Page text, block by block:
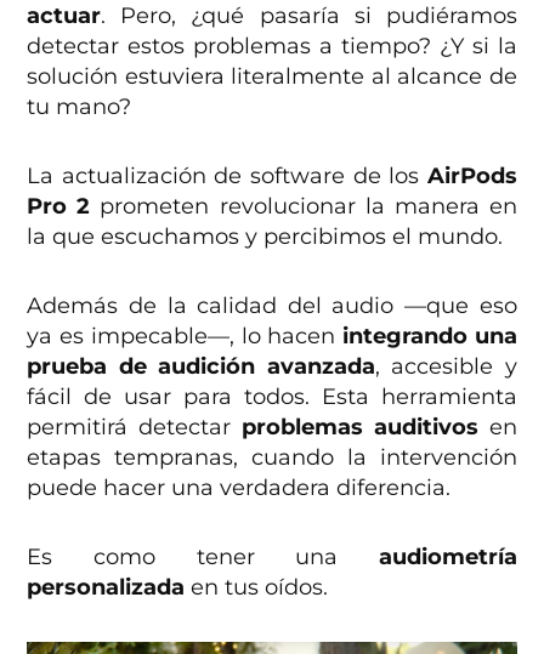
actuar. Pero, ¿qué pasaría si pudiéramos
detectar estos problemas a tiempo? ¿Y si la
solución estuviera literalmente al alcance de
tu mano?
La actualización de software de los AirPods
Pro 2 prometen revolucionar la manera en
la que escuchamos y percibimos el mundo.
Además de la calidad del audio —que eso
ya es impecable—, lo hacen integrando una
prueba de audición avanzada, accesible y
fácil de usar para todos. Esta herramienta
permitirá detectar problemas auditivos en
etapas tempranas, cuando la intervención
puede hacer una verdadera diferencia.
Es como tener una audiometría
personalizada en tus oídos.